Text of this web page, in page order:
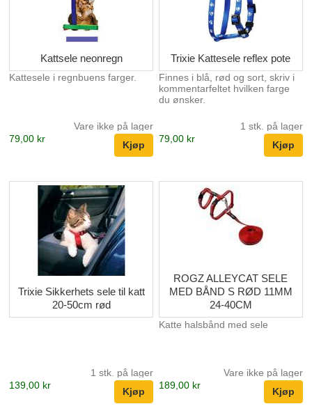
Kattsele neonregn
Kattesele i regnbuens farger.
Vare ikke på lager
79,00 kr
Trixie Kattesele reflex pote
Finnes i blå, rød og sort, skriv i
kommentarfeltet hvilken farge
du ønsker.
1 stk. på lager
79,00 kr
Trixie Sikkerhets sele til katt
20-50cm rød
1 stk. på lager
139,00 kr
ROGZ ALLEYCAT SELE
MED BÅND S RØD 11MM
24-40CM
Katte halsbånd med sele
Vare ikke på lager
189,00 kr